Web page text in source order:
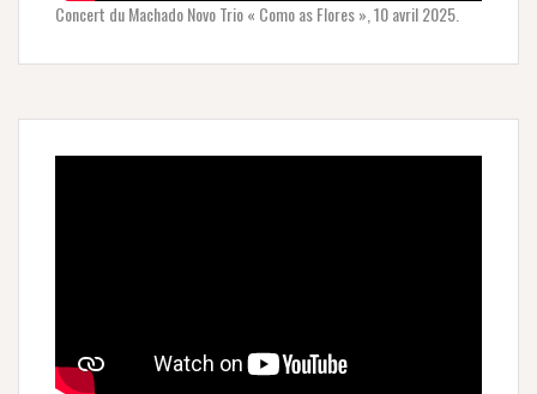
Concert du Machado Novo Trio « Como as Flores », 10 avril 2025.